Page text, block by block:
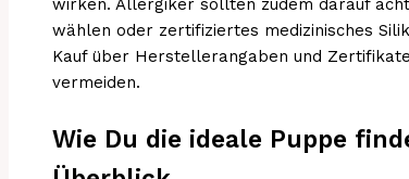
wählen oder zertifiziertes medizinisches
Kauf über Herstellerangaben und
vermeiden.
Wie Du die ideale Puppe